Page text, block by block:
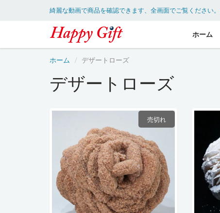
綺麗な動画で商品を確認できます、全画面でご覧ください。
ホーム
ホーム デザートローズ
デザートローズ
売切れ